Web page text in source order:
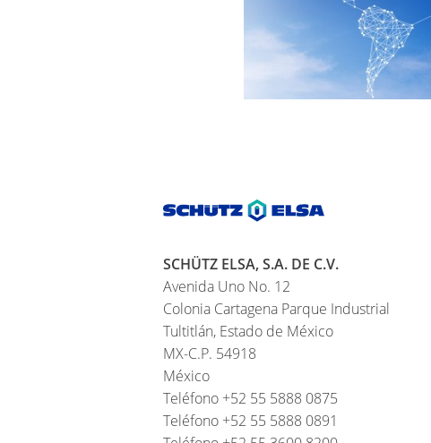
SCHÜTZ ELSA, S.A. DE C.V.
Avenida Uno No. 12
Colonia Cartagena Parque Industrial
Tultitlán, Estado de México
MX-C.P. 54918
México
Teléfono +52 55 5888 0875
Teléfono +52 55 5888 0891